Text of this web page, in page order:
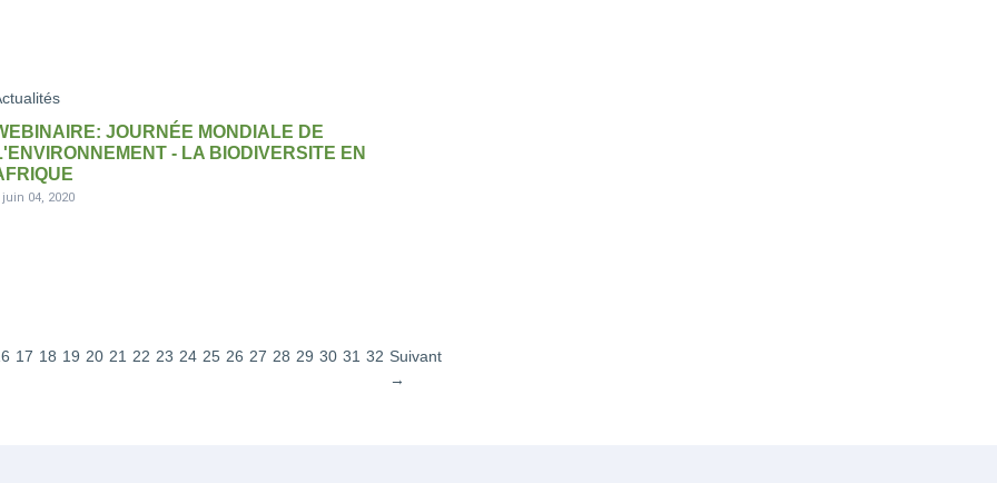
JOURNÉE MONDIALE DE
- LA BIODIVERSITE EN
juin 04, 2020
17 18 19 20 21 22 23 24 25 26 27 28 29 30 31 32 Suivant
→